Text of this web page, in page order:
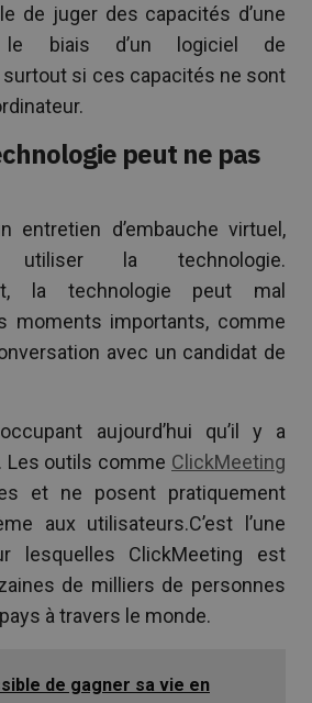
de juger des capacités d’une
le biais d’un logiciel de
si ces capacités ne sont
peut ne pas
entretien d’embauche virtuel,
la technologie.
la technologie peut mal
moments importants, comme
avec un candidat de
aujourd’hui qu’il y a
Les outils comme ClickMeeting
et ne posent pratiquement
aux utilisateurs.C’est l’une
lesquelles ClickMeeting est
de milliers de personnes
à travers le monde.
de gagner sa vie en